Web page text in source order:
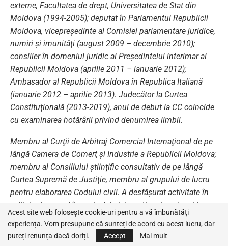
externe, Facultatea de drept, Universitatea de Stat din
Moldova (1994-2005); deputat în Parlamentul Republicii
Moldova, vicepreşedinte al Comisiei parlamentare juridice,
numiri şi imunităţi (august 2009 – decembrie 2010);
consilier în domeniul juridic al Preşedintelui interimar al
Republicii Moldova (aprilie 2011 – ianuarie 2012);
Ambasador al Republicii Moldova în Republica Italiană
(ianuarie 2012 – aprilie 2013). Judecător la Curtea
Constituţională (2013-2019), anul de debut la CC coincide
cu examinarea hotărârii privind denumirea limbii.
Membru al Curţii de Arbitraj Comercial Internaţional de pe
lângă Camera de Comerţ şi Industrie a Republicii Moldova;
membru al Consiliului ştiințific consultativ de pe lângă
Curtea Supremă de Justiţie, membru al grupului de lucru
pentru elaborarea Codului civil. A desfăşurat activitate în
calitate de expert în proiectele internaţionale sub egida
Băncii Mondiale, Băncii Europene, Consiliului Europei,
PNUD, TACIS, USAID, etc.
Acest site web folosește cookie-uri pentru a vă îmbunătăți
experiența. Vom presupune că sunteți de acord cu acest lucru, dar
puteți renunța dacă doriți.
Accept Mai mult